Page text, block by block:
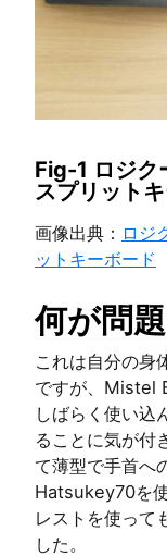
Fig-1 ロジク
スプリット
画像出典： ロジ
ットキーボード
何が問
これは自分の身
ですが、Mistel
しばらく使い込
ることに気が
て薄型で手首へ
Hatsukey70を
レストを使って
した。